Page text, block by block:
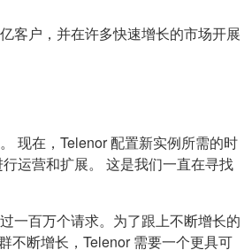
客户，并在许多快速增长的市场开展
现在，Telenor 配置新实例所需的时
运营和扩展。 这是我们一直在寻找
一百万个请求。为了跟上不断增长的
不断增长，Telenor 需要一个更具可